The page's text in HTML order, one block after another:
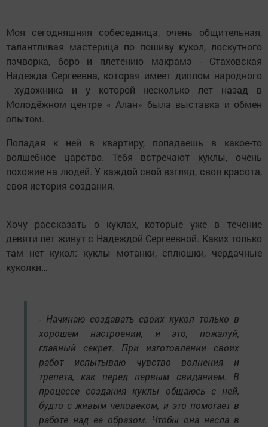
Моя сегодняшняя собеседница, очень общительная,
талантливая мастерица по пошиву кукол, лоскутного
пэчворка, боро и плетению макрамэ - Стаховская
Надежда Сергеевна, которая имеет диплом народного
художника и у которой несколько лет назад в
Молодёжном центре « Алан» была выставка и обмен
опытом.
Попадая к ней в квартиру, попадаешь в какое-то
волшебное царство. Тебя встречают куклы, очень
похожие на людей. У каждой свой взгляд, своя красота,
своя история создания.
Хочу рассказать о куклах, которые уже в течение
девяти лет живут с Надеждой Сергеевной. Каких только
там нет кукол: куклы мотанки, сплюшки, чердачные
куколки…
- Начинаю создавать своих кукол только в
хорошем настроении, и это, пожалуй,
главный секрет. При изготовлении своих
работ испытываю чувство волнения и
трепета, как перед первым свиданием. В
процессе создания куклы общаюсь с ней,
будто с живым человеком, и это помогает в
работе над ее образом. Чтобы она несла в